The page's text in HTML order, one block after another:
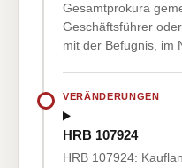
Gesamtprokura
Geschäftsführer
mit der Befugnis, im
VERÄNDERUNGEN
HRB 107924
HRB 107924: